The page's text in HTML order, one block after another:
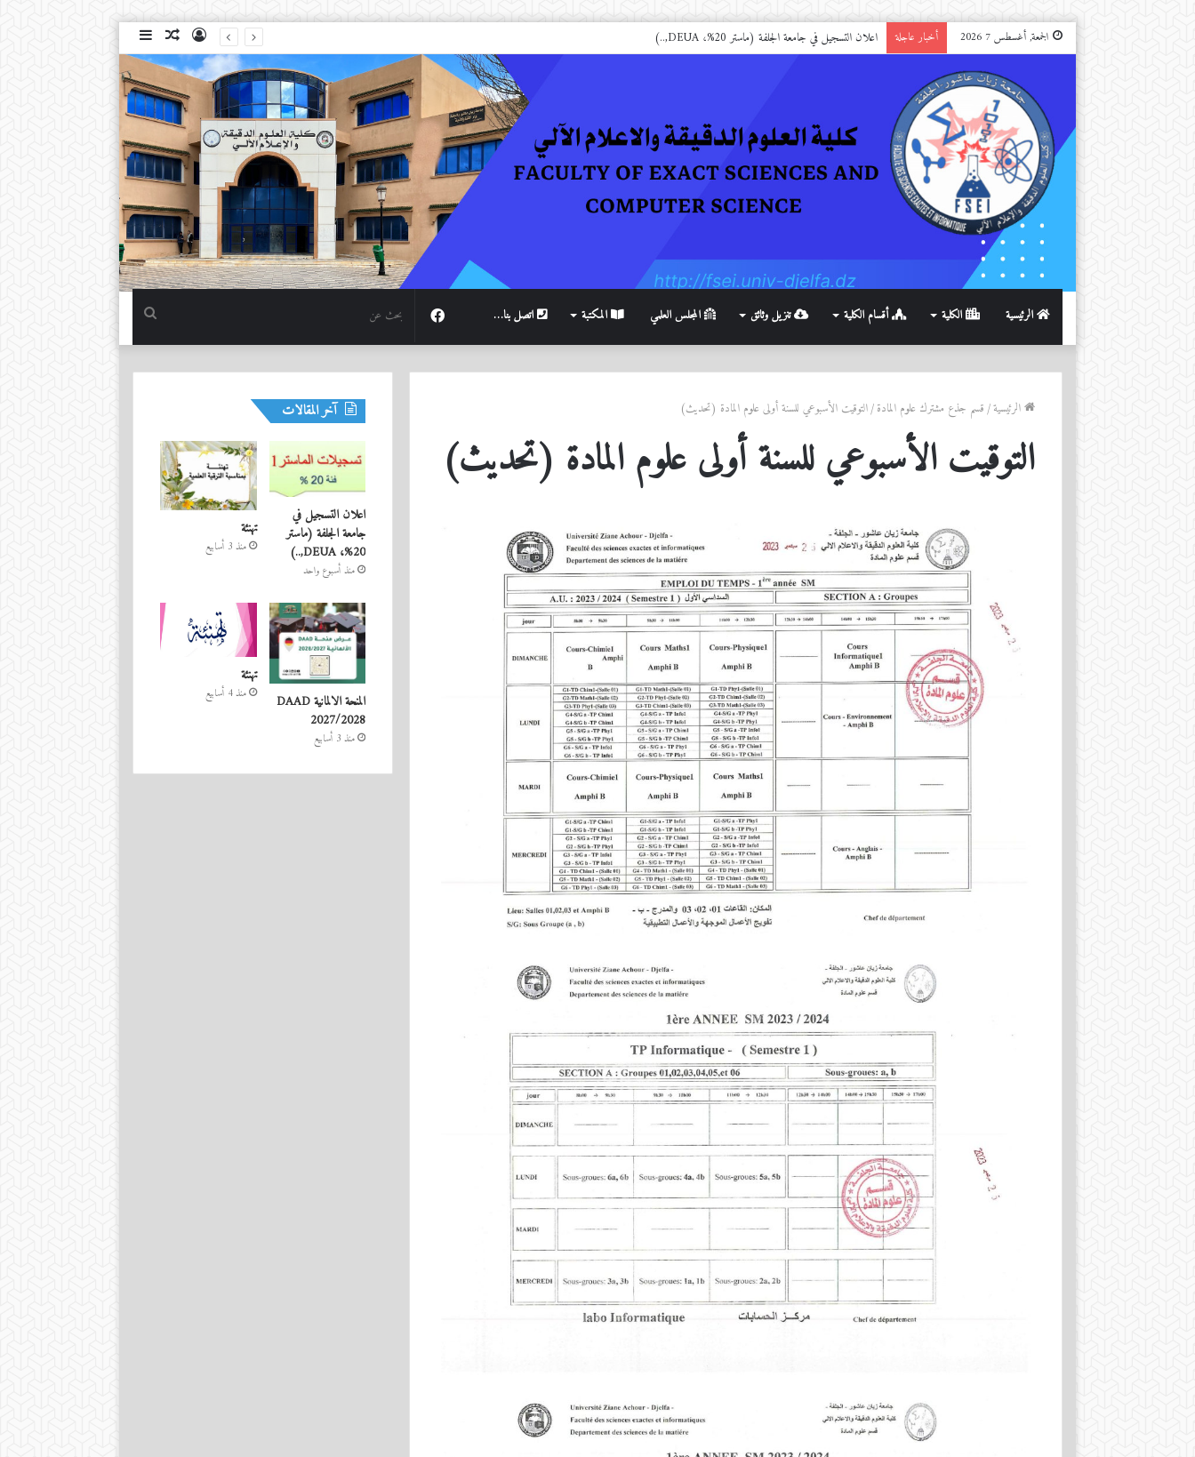
الجمعة, أغسطس 7 2026 أخبار عاجلة اعلان التسجيل في جامعة الجلفة (ماستر 20%، DEUA,..)
إضافة
عمود
جانبي
مقال
عشوائي
تسجيل
الدخول
الرئيسية الكلية أقسام الكلية تنزيل وثائق المجلس العلمي المكتبة اتصل بنا… بحث
عن
فيسبوك
الرئيسية/قسم جذع مشترك علوم المادة/التوقيت الأسبوعي للسنة أولى علوم المادة (تحديث)
التوقيت الأسبوعي للسنة أولى علوم المادة (تحديث)
آخر المقالات
اعلان التسجيل في
جامعة الجلفة (ماستر
20%، DEUA,..)
منذ أسبوع واحد
تهنئة
منذ 3 أسابيع
المنحة الالمانية DAAD
2027/2028
منذ 3 أسابيع
تهنئة
منذ 4 أسابيع